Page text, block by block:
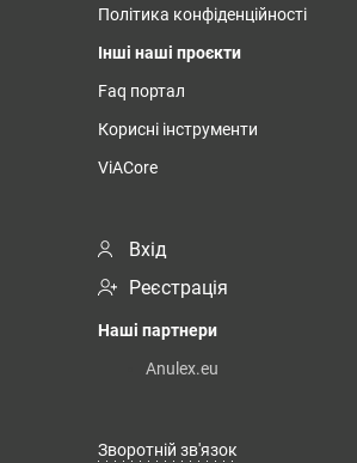
Політика конфіденційності
Інші наші проєкти
Faq портал
Корисні інструменти
ViACore
Вхід
Реєстрація
Наші партнери
Anulex.eu
Зворотній зв'язок